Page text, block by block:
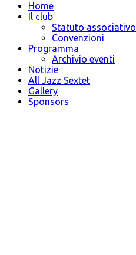
Home
Il club
Statuto associativo
Convenzioni
Programma
Archivio eventi
Notizie
All Jazz Sextet
Gallery
Sponsors